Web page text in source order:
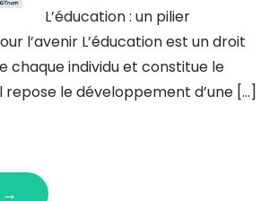
L’éducation : un pilier
l’avenir L’éducation est un droit
chaque individu et constitue le
repose le développement d’une […]
→